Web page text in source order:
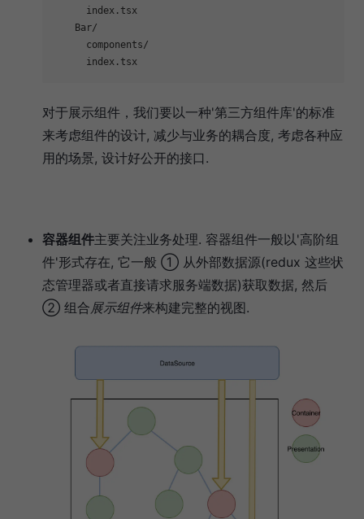
      index.tsx
    Bar/
      components/
对于展示组件，我们要以一种'第三方组件库'的标准
来考虑组件的设计, 减少与业务的耦合度, 考虑各种应
用的场景, 设计好公开的接口.
容器组件主要关注业务处理. 容器组件一般以'高阶组
件'形式存在, 它一般 ① 从外部数据源(redux 这些状
态管理器或者直接请求服务端数据)获取数据, 然后
② 组合展示组件来构建完整的视图.